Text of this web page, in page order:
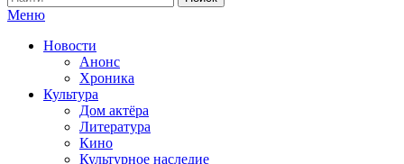
Меню
Новости
Анонс
Хроника
Культура
Дом актёра
Литература
Кино
Культурное наследие